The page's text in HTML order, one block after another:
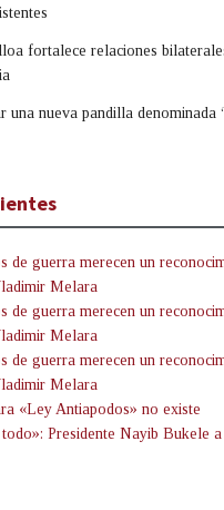
fortalece relaciones
una nueva pandilla denominada
de guerra merecen un
Melara
de guerra merecen un
Melara
de guerra merecen un
Melara
«Ley Antiapodos» no existe
Presidente Nayib Bukele